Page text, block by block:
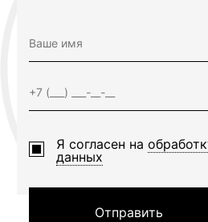
Я согласен на
данных
Отправить